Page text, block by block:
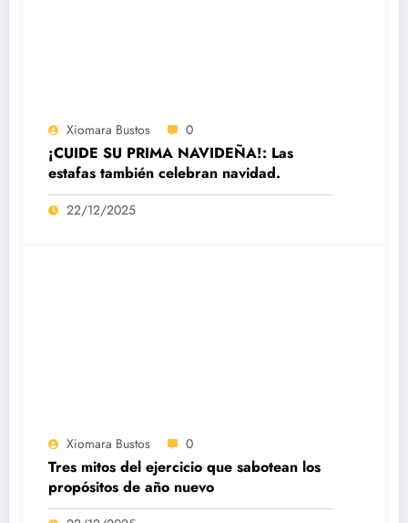
Xiomara Bustos 0
¡CUIDE SU PRIMA NAVIDEÑA!: Las
estafas también celebran navidad.
22/12/2025
Xiomara Bustos 0
Tres mitos del ejercicio que sabotean los
propósitos de año nuevo